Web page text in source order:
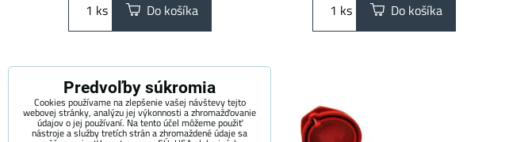
ks Do košíka ks Do košíka
Predvoľby súkromia
Cookies používame na zlepšenie vašej návštevy tejto
webovej stránky, analýzu jej výkonnosti a zhromažďovanie
údajov o jej používaní. Na tento účel môžeme použiť
nástroje a služby tretích strán a zhromaždené údaje sa